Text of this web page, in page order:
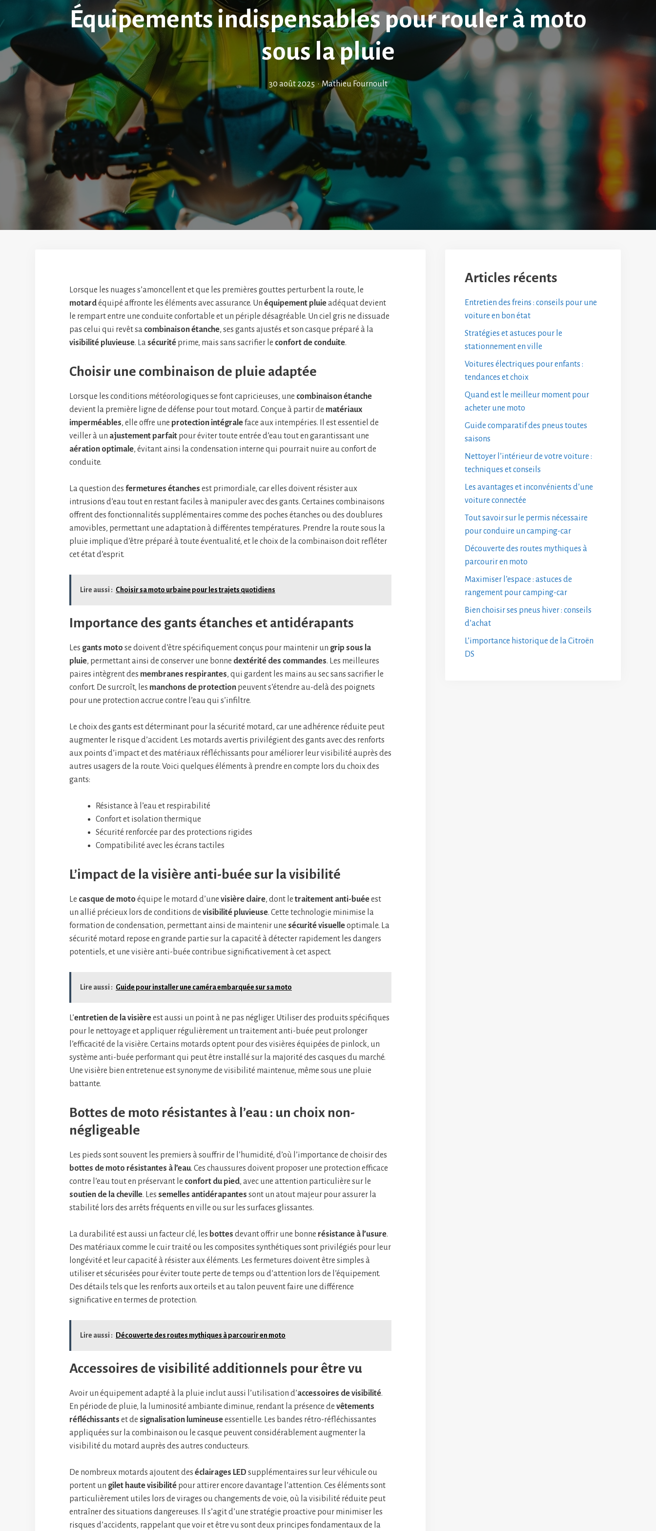
Équipements indispensables pour rouler à moto
sous la pluie
30 août 2025 • Mathieu Fournoult
Lorsque les nuages s’amoncellent et que les premières gouttes perturbent la route, le
motardéquipé affronte les éléments avec assurance. Un équipement pluieadéquat devient
le rempart entre une conduite confortable et un périple désagréable. Un ciel gris ne dissuade
pas celui qui revêt sa combinaison étanche, ses gants ajustés et son casque préparé à la
visibilité pluvieuse. Lasécurité prime, mais sans sacrifier le confort de conduite.
Choisir une combinaison de pluie adaptée
Lorsque les conditions météorologiques se font capricieuses, une combinaison étanche
devient la première ligne de défense pour tout motard. Conçue à partir de matériaux
imperméables, elle offre une protection intégraleface aux intempéries. Il est essentiel de
veiller à un ajustement parfait pour éviter toute entrée d’eau tout en garantissant une
aération optimale, évitant ainsi la condensation interne qui pourrait nuire au confort de
conduite.
La question des fermetures étanches est primordiale, car elles doivent résister aux
intrusions d’eau tout en restant faciles à manipuler avec des gants. Certaines combinaisons
offrent des fonctionnalités supplémentaires comme des poches étanches ou des doublures
amovibles, permettant une adaptation à différentes températures. Prendre la route sous la
pluie implique d’être préparé à toute éventualité, et le choix de la combinaison doit refléter
cet état d’esprit.
Lire aussi : Choisir sa moto urbaine pour les trajets quotidiens
Importance des gants étanches et antidérapants
Les gants moto se doivent d’être spécifiquement conçus pour maintenir un grip sous la
pluie, permettant ainsi de conserver une bonne dextérité des commandes. Les meilleures
paires intègrent des membranes respirantes, qui gardent les mains au sec sans sacrifier le
confort. De surcroît, les manchons de protection peuvent s’étendre au-delà des poignets
pour une protection accrue contre l’eau qui s’infiltre.
Le choix des gants est déterminant pour la sécurité motard, car une adhérence réduite peut
augmenter le risque d’accident. Les motards avertis privilégient des gants avec des renforts
aux points d’impact et des matériaux réfléchissants pour améliorer leur visibilité auprès des
autres usagers de la route. Voici quelques éléments à prendre en compte lors du choix des
gants:
Résistance à l’eau et respirabilité
Confort et isolation thermique
Sécurité renforcée par des protections rigides
Compatibilité avec les écrans tactiles
L’impact de la visière anti-buée sur la visibilité
Le casque de moto équipe le motard d’une visière claire, dont le traitement anti-buéeest
un allié précieux lors de conditions de visibilité pluvieuse. Cette technologie minimise la
formation de condensation, permettant ainsi de maintenir une sécurité visuelleoptimale. La
sécurité motard repose en grande partie sur la capacité à détecter rapidement les dangers
potentiels, et une visière anti-buée contribue significativement à cet aspect.
Lire aussi : Guide pour installer une caméra embarquée sur sa moto
L’entretien de la visièreest aussi un point à ne pas négliger. Utiliser des produits spécifiques
pour le nettoyage et appliquer régulièrement un traitement anti-buée peut prolonger
l’efficacité de la visière. Certains motards optent pour des visières équipées de pinlock, un
système anti-buée performant qui peut être installé sur la majorité des casques du marché.
Une visière bien entretenue est synonyme de visibilité maintenue, même sous une pluie
battante.
Bottes de moto résistantes à l’eau : un choix non-
négligeable
Les pieds sont souvent les premiers à souffrir de l’humidité, d’où l’importance de choisir des
bottes de moto résistantes à l’eau. Ces chaussures doivent proposer une protection efficace
contre l’eau tout en préservant le confort du pied, avec une attention particulière sur le
soutien de la cheville. Les semelles antidérapantes sont un atout majeur pour assurer la
stabilité lors des arrêts fréquents en ville ou sur les surfaces glissantes.
La durabilité est aussi un facteur clé, les bottes devant offrir une bonne résistance à l’usure.
Des matériaux comme le cuir traité ou les composites synthétiques sont privilégiés pour leur
longévité et leur capacité à résister aux éléments. Les fermetures doivent être simples à
utiliser et sécurisées pour éviter toute perte de temps ou d’attention lors de l’équipement.
Des détails tels que les renforts aux orteils et au talon peuvent faire une différence
significative en termes de protection.
Lire aussi : Découverte des routes mythiques à parcourir en moto
Accessoires de visibilité additionnels pour être vu
Avoir un équipement adapté à la pluie inclut aussi l’utilisation d’accessoires de visibilité.
En période de pluie, la luminosité ambiante diminue, rendant la présence de vêtements
réfléchissants et de signalisation lumineuseessentielle. Les bandes rétro-réfléchissantes
appliquées sur la combinaison ou le casque peuvent considérablement augmenter la
visibilité du motard auprès des autres conducteurs.
De nombreux motards ajoutent des éclairages LED supplémentaires sur leur véhicule ou
portent un gilet haute visibilité pour attirer encore davantage l’attention. Ces éléments sont
particulièrement utiles lors de virages ou changements de voie, où la visibilité réduite peut
entraîner des situations dangereuses. Il s’agit d’une stratégie proactive pour minimiser les
risques d’accidents, rappelant que voir et être vu sont deux principes fondamentaux de la
Articles récents
Entretien des freins : conseils pour une
voiture en bon état
Stratégies et astuces pour le
stationnement en ville
Voitures électriques pour enfants :
tendances et choix
Quand est le meilleur moment pour
acheter une moto
Guide comparatif des pneus toutes
saisons
Nettoyer l’intérieur de votre voiture :
techniques et conseils
Les avantages et inconvénients d’une
voiture connectée
Tout savoir sur le permis nécessaire
pour conduire un camping-car
Découverte des routes mythiques à
parcourir en moto
Maximiser l’espace : astuces de
rangement pour camping-car
Bien choisir ses pneus hiver : conseils
d’achat
L’importance historique de la Citroën
DS